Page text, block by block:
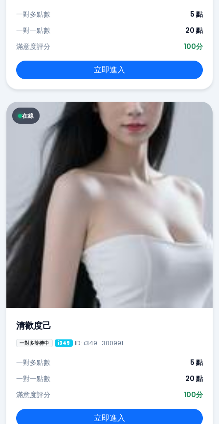
一對多點數
5 點
一對一點數
20 點
滿意度評分
100分
立即進入
在線
清歡度己
一對多等待中 i349 ID: i349_300991
一對多點數
5 點
一對一點數
20 點
滿意度評分
100分
立即進入